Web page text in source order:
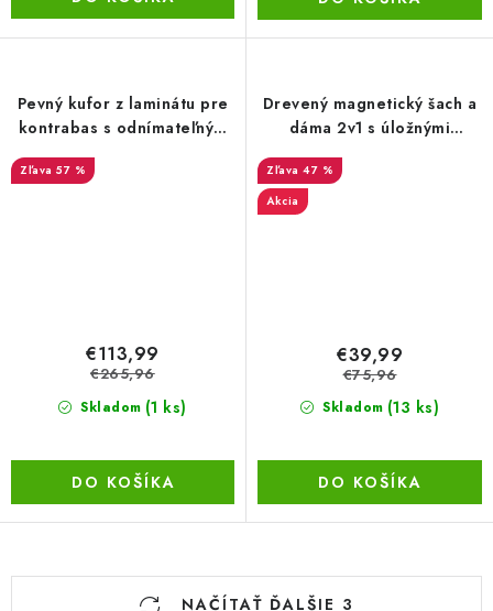
Pevný kufor z laminátu pre
kontrabas s odnímateľným
57 %
Skladom (1 ks)
€113,99
€265,96
DO KOŠÍKA
Drevený magnetický šach a
dáma 2v1 s úložnými
47 %
Akcia
Skladom (13 ks)
€39,99
€75,96
DO KOŠÍKA
NAČÍTAŤ ĎALŠIE 3